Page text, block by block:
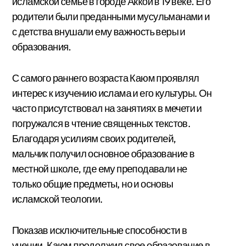
родители были преданными мусульманами и
с детства внушали ему важность веры и
образования.
С самого раннего возраста Каюм проявлял
интерес к изучению ислама и его культуры. Он
часто присутствовал на занятиях в мечети и
погружался в чтение священных текстов.
Благодаря усилиям своих родителей,
мальчик получил основное образование в
местной школе, где ему преподавали не
только общие предметы, но и основы
исламской теологии.
Показав исключительные способности в